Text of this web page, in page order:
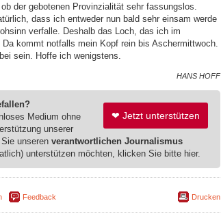
der gebotenen Provinzialität sehr fassungslos.
dass ich entweder nun bald sehr einsam werde
verfalle. Deshalb das Loch, das ich im
kommt notfalls mein Kopf rein bis Aschermittwoch.
sein. Hoffe ich wenigstens.
HANS HOFF
❤ Jetzt unterstützen
Medium ohne
unserer
Sie unseren verantwortlichen Journalismus
unterstützen möchten, klicken Sie bitte hier.
Feedback Drucken